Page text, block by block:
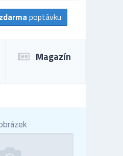
zdarma poptávku
Magazín